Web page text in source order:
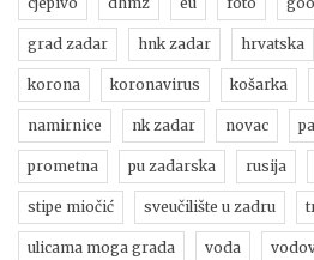
grad zadar hnk zadar hrvatska
korona koronavirus košarka
namirnice nk zadar novac
prometna pu zadarska rusija
stipe miočić sveučilište u zadru
ulicama moga grada voda